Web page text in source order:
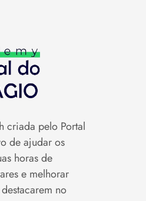
criada pelo Portal
de ajudar os
horas de
e melhorar
no